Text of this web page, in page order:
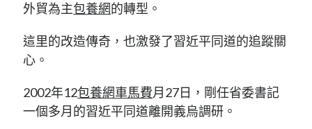
外貿為主包養網的轉型。
這里的改造傳奇，也激發了習近平同道的追蹤關
心。
2002年12包養網車馬費月27日，剛任省委書記
一個多月的習近平同道離開義烏調研。